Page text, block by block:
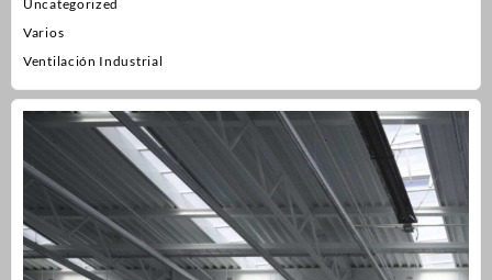
Uncategorized
Varios
Ventilación Industrial